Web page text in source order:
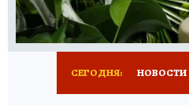
СЕГОДНЯ: НОВОСТИ